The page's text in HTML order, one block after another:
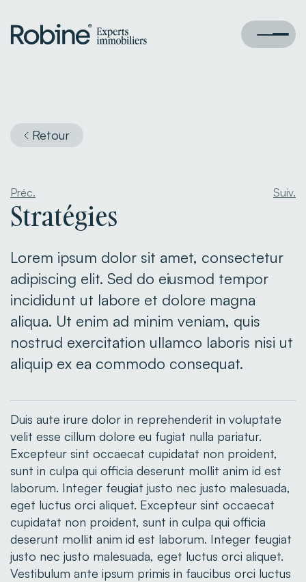
Retour
Stratégies
Lorem ipsum dolor sit amet, consectetur
adipiscing elit. Sed do eiusmod tempor
incididunt ut labore et dolore magna
aliqua. Ut enim ad minim veniam, quis
nostrud exercitation ullamco laboris nisi ut
aliquip ex ea commodo consequat.
Duis aute irure dolor in reprehenderit in voluptate
velit esse cillum dolore eu fugiat nulla pariatur.
Excepteur sint occaecat cupidatat non proident,
sunt in culpa qui officia deserunt mollit anim id est
laborum. Integer feugiat justo nec justo malesuada,
eget luctus orci aliquet. Excepteur sint occaecat
cupidatat non proident, sunt in culpa qui officia
deserunt mollit anim id est laborum. Integer feugiat
justo nec justo malesuada, eget luctus orci aliquet.
Vestibulum ante ipsum primis in faucibus orci luctus
Préc. Suiv.